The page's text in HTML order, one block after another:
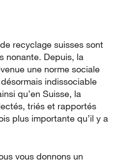
recyclage suisses sont
nonante. Depuis, la
une norme sociale
indissociable
qu’en Suisse, la
triés et rapportés
plus importante qu’il y a
vous donnons un